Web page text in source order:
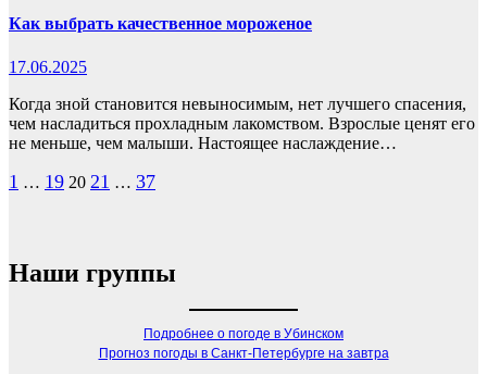
Как выбрать качественное мороженое
17.06.2025
Когда зной становится невыносимым, нет лучшего спасения,
чем насладиться прохладным лакомством. Взрослые ценят его
не меньше, чем малыши. Настоящее наслаждение…
Пагинация
1 … 19 20 21 … 37
Наши группы
Подробнее о погоде в Убинском
Прогноз погоды в Санкт-Петербурге на завтра